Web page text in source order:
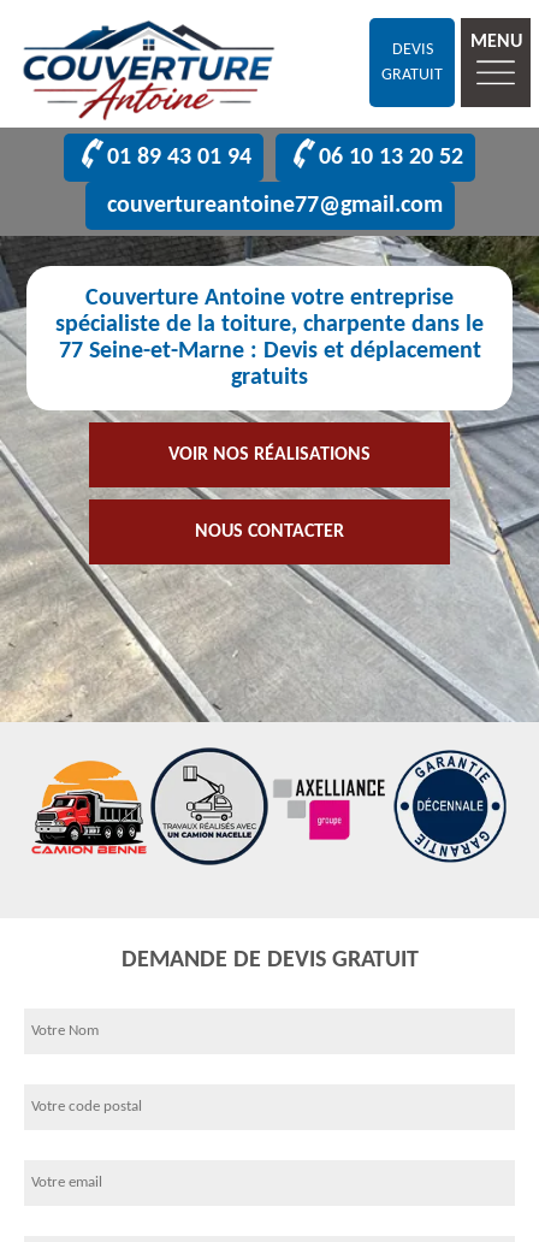
DEVIS
GRATUIT
MENU
01 89 43 01 94
06 10 13 20 52
couvertureantoine77@gmail.com
Couverture Antoine votre entreprise
spécialiste de la toiture, charpente dans le
77 Seine-et-Marne : Devis et déplacement
gratuits
VOIR NOS RÉALISATIONS
NOUS CONTACTER
DEMANDE DE DEVIS GRATUIT